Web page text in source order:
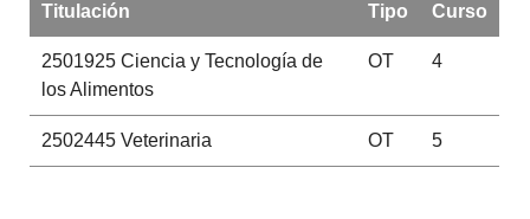
Titulación Tipo Curso
2501925Ciencia y Tecnología de
los Alimentos
OT 4
2502445Veterinaria OT 5